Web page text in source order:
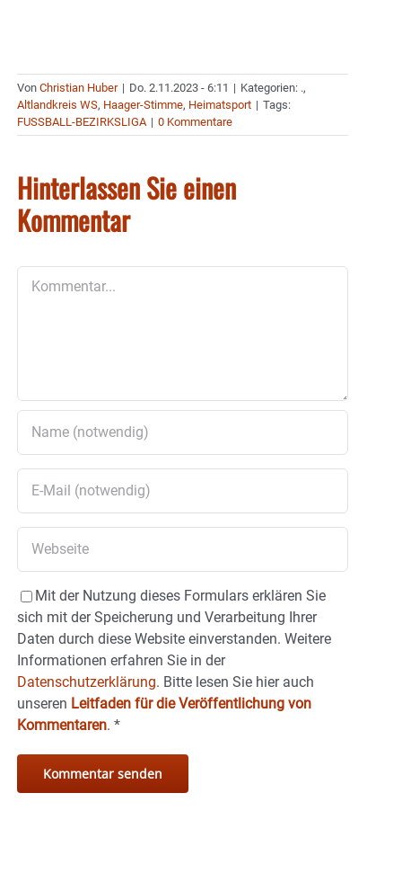
Von Christian Huber | Do. 2.11.2023 - 6:11 | Kategorien: .,
Altlandkreis WS, Haager-Stimme, Heimatsport | Tags:
FUSSBALL-BEZIRKSLIGA | 0 Kommentare
Hinterlassen Sie einen
Kommentar
Mit der Nutzung dieses Formulars erklären Sie
sich mit der Speicherung und Verarbeitung Ihrer
Daten durch diese Website einverstanden. Weitere
Informationen erfahren Sie in der
Datenschutzerklärung. Bitte lesen Sie hier auch
unseren Leitfaden für die Veröffentlichung von
Kommentaren. *